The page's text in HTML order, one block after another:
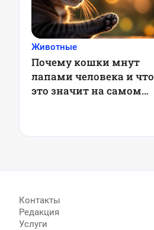
Животные
Почему кошки мнут
лапами человека и что
это значит на самом
Контакты
Редакция
Услуги